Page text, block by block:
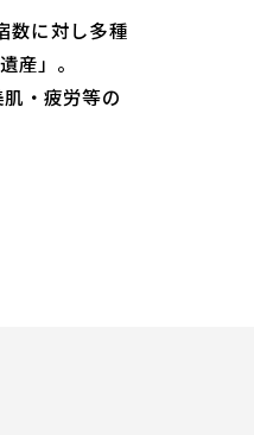
数に対し多種
産」。
・疲労等の